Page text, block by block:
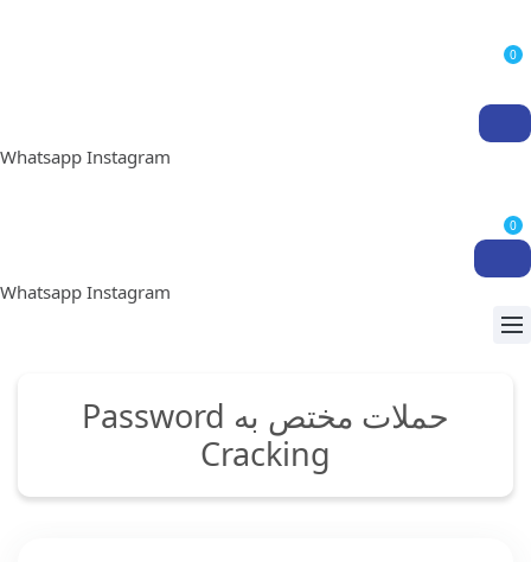
0
Whatsapp Instagram
0
Whatsapp Instagram
حملات مختص به Password
Cracking